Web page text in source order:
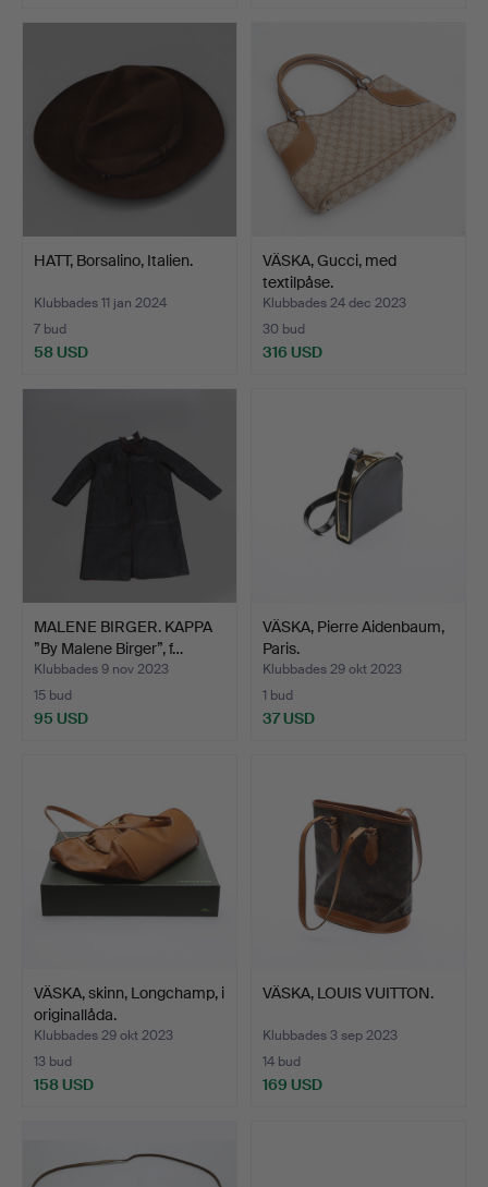
HATT, Borsalino, Italien.
Klubbades 11 jan 2024
7 bud
58 USD
VÄSKA, Gucci, med
textilpåse.
Klubbades 24 dec 2023
30 bud
316 USD
MALENE BIRGER. KAPPA
”By Malene Birger”, f…
Klubbades 9 nov 2023
15 bud
95 USD
VÄSKA, Pierre Aidenbaum,
Paris.
Klubbades 29 okt 2023
1 bud
37 USD
VÄSKA, skinn, Longchamp, i
originallåda.
Klubbades 29 okt 2023
13 bud
158 USD
VÄSKA, LOUIS VUITTON.
Klubbades 3 sep 2023
14 bud
169 USD